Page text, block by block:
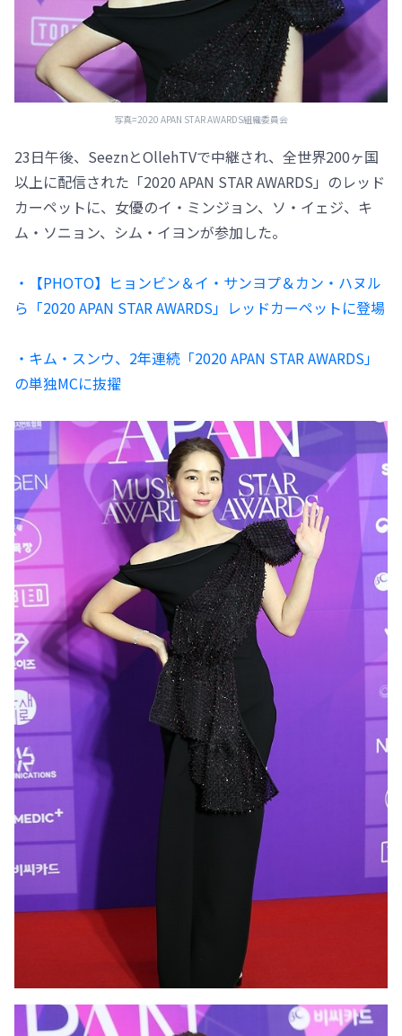
写真=2020 APAN STAR AWARDS組織委員会
23日午後、SeeznとOllehTVで中継され、全世界200ヶ国
以上に配信された「2020 APAN STAR AWARDS」のレッド
カーペットに、女優のイ・ミンジョン、ソ・イェジ、キ
ム・ソニョン、シム・イヨンが参加した。
・【PHOTO】ヒョンビン＆イ・サンヨプ＆カン・ハヌル
ら「2020 APAN STAR AWARDS」レッドカーペットに登場
・キム・スンウ、2年連続「2020 APAN STAR AWARDS」
の単独MCに抜擢